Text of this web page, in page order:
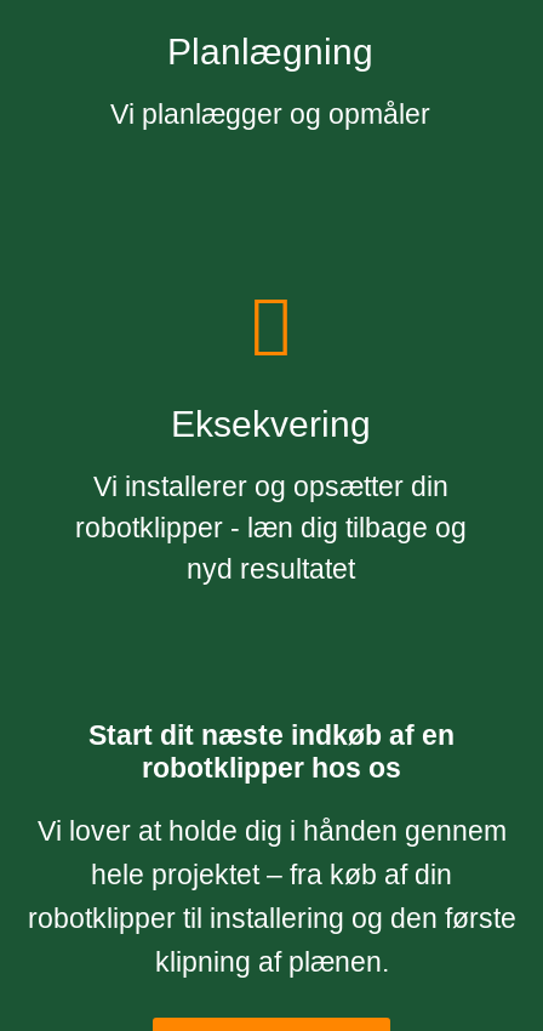
Planlægning
Vi planlægger og opmåler
Eksekvering
Vi installerer og opsætter din
robotklipper - læn dig tilbage og
nyd resultatet
Start dit næste indkøb af en
robotklipper hos os
Vi lover at holde dig i hånden gennem
hele projektet – fra køb af din
robotklipper til installering og den første
klipning af plænen.